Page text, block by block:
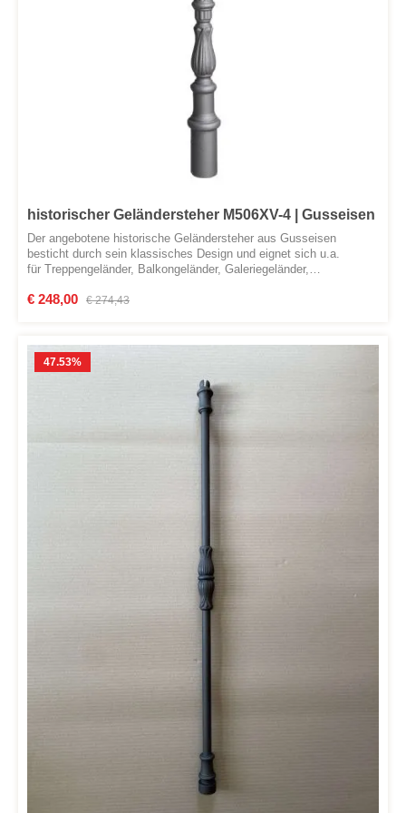
historischer Geländersteher M506XV-4 | Gusseisen
Der angebotene historische Geländersteher aus Gusseisen
besticht durch sein klassisches Design und eignet sich u.a.
für Treppengeländer, Balkongeländer, Galeriegeländer,
nach einem historischem Original nachproduziert. Material:
mmDurchmesser Sockel: 45 mmMontage: Vertikale
BefestigungMontagelöcher: unten Innengewinde M22, oben
Innengewinde M8Sollten Sie bereits einen historsichen
Geländersteher besitzen und benötigen hierfür einen Nachguss,
erstellen wir Ihnen gerne einen Angebot. Hierfür benötigen wir ein
ausgebautes Original von dem wir abgießen können. Bitte
kontaktieren Sie uns hierfür per Email (office@drab.at) und senden
Verkaufspreis:
€ 248,00 Regulärer Preis:
€ 274,43
47.53%